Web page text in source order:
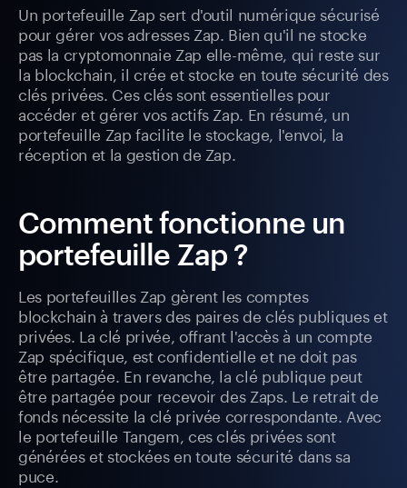
Un portefeuille Zap sert d'outil numérique sécurisé
pour gérer vos adresses Zap. Bien qu'il ne stocke
pas la cryptomonnaie Zap elle-même, qui reste sur
la blockchain, il crée et stocke en toute sécurité des
clés privées. Ces clés sont essentielles pour
accéder et gérer vos actifs Zap. En résumé, un
portefeuille Zap facilite le stockage, l'envoi, la
réception et la gestion de Zap.
Comment fonctionne un
portefeuille Zap ?
Les portefeuilles Zap gèrent les comptes
blockchain à travers des paires de clés publiques et
privées. La clé privée, offrant l'accès à un compte
Zap spécifique, est confidentielle et ne doit pas
être partagée. En revanche, la clé publique peut
être partagée pour recevoir des Zaps. Le retrait de
fonds nécessite la clé privée correspondante. Avec
le portefeuille Tangem, ces clés privées sont
générées et stockées en toute sécurité dans sa
puce.